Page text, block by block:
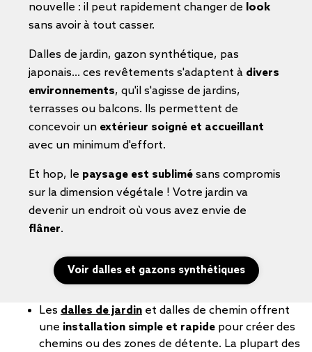
nouvelle : il peut rapidement changer de look
sans avoir à tout casser.
Dalles de jardin, gazon synthétique, pas
japonais... ces revêtements s'adaptent à divers
environnements, qu'il s'agisse de jardins,
terrasses ou balcons. Ils permettent de
concevoir un extérieur soigné et accueillant
avec un minimum d'effort.
Et hop, le paysage est sublimé sans compromis
sur la dimension végétale ! Votre jardin va
devenir un endroit où vous avez envie de
flâner.
Voir dalles et gazons synthétiques
Les dalles de jardin et dalles de chemin offrent
une installation simple et rapide pour créer des
chemins ou des zones de détente. La plupart des